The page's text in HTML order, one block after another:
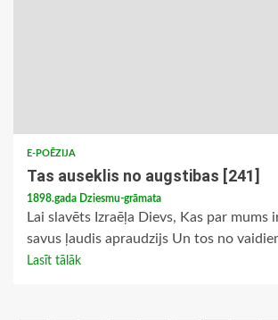
E-POĒZIJA
Tas auseklis no augstibas [241]
1898.gada Dziesmu-grāmata
Lai slavēts Izraēļa Dievs, Kas par mums
savus ļaudis apraudzijs Un tos no
Lasīt tālāk